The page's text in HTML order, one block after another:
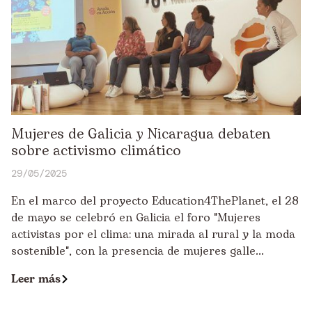
Mujeres de Galicia y Nicaragua debaten
sobre activismo climático
29/05/2025
En el marco del proyecto Education4ThePlanet, el 28
de mayo se celebró en Galicia el foro "Mujeres
activistas por el clima: una mirada al rural y la moda
sostenible", con la presencia de mujeres galle...
Leer más